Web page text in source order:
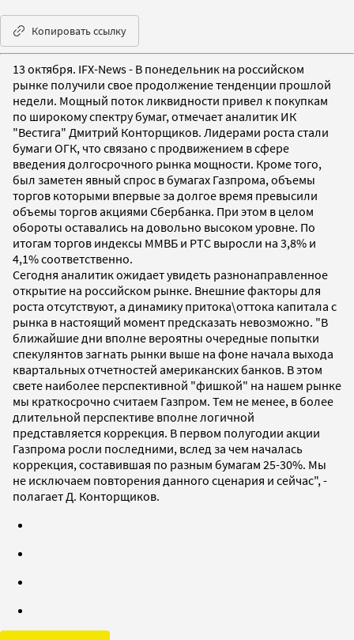
Копировать ссылку
13 октября. IFX-News - В понедельник на российском
рынке получили свое продолжение тенденции прошлой
недели. Мощный поток ликвидности привел к покупкам
по широкому спектру бумаг, отмечает аналитик ИК
"Вестига" Дмитрий Конторщиков. Лидерами роста стали
бумаги ОГК, что связано с продвижением в сфере
введения долгосрочного рынка мощности. Кроме того,
был заметен явный спрос в бумагах Газпрома, объемы
торгов которыми впервые за долгое время превысили
объемы торгов акциями Сбербанка. При этом в целом
обороты оставались на довольно высоком уровне. По
итогам торгов индексы ММВБ и РТС выросли на 3,8% и
4,1% соответственно.
Сегодня аналитик ожидает увидеть разнонаправленное
открытие на российском рынке. Внешние факторы для
роста отсутствуют, а динамику притока\оттока капитала с
рынка в настоящий момент предсказать невозможно. "В
ближайшие дни вполне вероятны очередные попытки
спекулянтов загнать рынки выше на фоне начала выхода
квартальных отчетностей американских банков. В этом
свете наиболее перспективной "фишкой" на нашем рынке
мы краткосрочно считаем Газпром. Тем не менее, в более
длительной перспективе вполне логичной
представляется коррекция. В первом полугодии акции
Газпрома росли последними, вслед за чем началась
коррекция, составившая по разным бумагам 25-30%. Мы
не исключаем повторения данного сценария и сейчас", -
полагает Д. Конторщиков.